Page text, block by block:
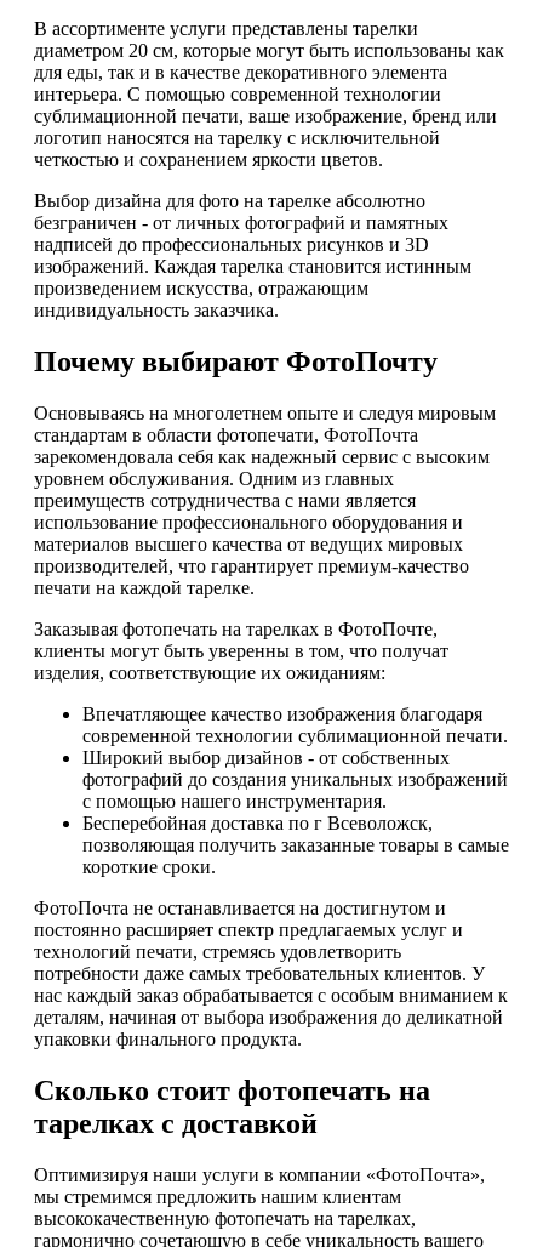
В ассортименте услуги представлены тарелки
диаметром 20 см, которые могут быть использованы как
для еды, так и в качестве декоративного элемента
интерьера. С помощью современной технологии
сублимационной печати, ваше изображение, бренд или
логотип наносятся на тарелку с исключительной
четкостью и сохранением яркости цветов.
Выбор дизайна для фото на тарелке абсолютно
безграничен - от личных фотографий и памятных
надписей до профессиональных рисунков и 3D
изображений. Каждая тарелка становится истинным
произведением искусства, отражающим
индивидуальность заказчика.
Почему выбирают ФотоПочту
Основываясь на многолетнем опыте и следуя мировым
стандартам в области фотопечати, ФотоПочта
зарекомендовала себя как надежный сервис с высоким
уровнем обслуживания. Одним из главных
преимуществ сотрудничества с нами является
использование профессионального оборудования и
материалов высшего качества от ведущих мировых
производителей, что гарантирует премиум-качество
печати на каждой тарелке.
Заказывая фотопечать на тарелках в ФотоПочте,
клиенты могут быть уверенны в том, что получат
изделия, соответствующие их ожиданиям:
Впечатляющее качество изображения благодаря
современной технологии сублимационной печати.
Широкий выбор дизайнов - от собственных
фотографий до создания уникальных изображений
с помощью нашего инструментария.
Бесперебойная доставка по г Всеволожск,
позволяющая получить заказанные товары в самые
короткие сроки.
ФотоПочта не останавливается на достигнутом и
постоянно расширяет спектр предлагаемых услуг и
технологий печати, стремясь удовлетворить
потребности даже самых требовательных клиентов. У
нас каждый заказ обрабатывается с особым вниманием к
деталям, начиная от выбора изображения до деликатной
упаковки финального продукта.
Сколько стоит фотопечать на
тарелках с доставкой
Оптимизируя наши услуги в компании «ФотоПочта»,
мы стремимся предложить нашим клиентам
высококачественную фотопечать на тарелках,
гармонично сочетающую в себе уникальность вашего